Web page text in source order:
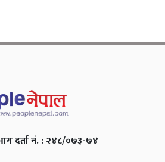
दर्ता नं. : २४८/०७३-७४